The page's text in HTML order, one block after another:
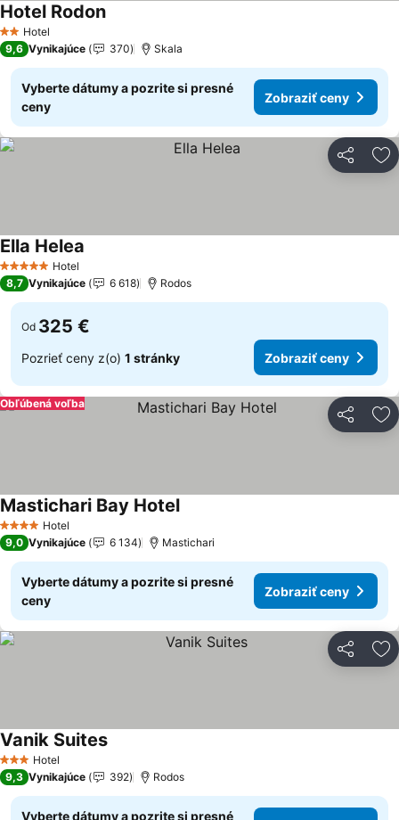
2 Počet hviezdičiek
Hotel
Hotel RodonZobraziť ceny
9,6 Vynikajúce 370 Skala
Vyberte dátumy a pozrite si presné
ceny
Zobraziť ceny
Zdieľať
5 Počet hviezdičiek
Hotel
Ella Helea
8,7 Vynikajúce 6 618 Rodos
Od 325 €
Pozrieť ceny z(o) 1 stránky Zobraziť ceny
Zdieľať
Obľúbená voľba
4 Počet hviezdičiek
Hotel
Mastichari Bay HotelZobraziť ceny
9,0 Vynikajúce 6 134 Mastichari
Vyberte dátumy a pozrite si presné
ceny
Zobraziť ceny
Zdieľať
3 Počet hviezdičiek
Hotel
Vanik SuitesZobraziť ceny
9,3 Vynikajúce 392 Rodos
Vyberte dátumy a pozrite si presné